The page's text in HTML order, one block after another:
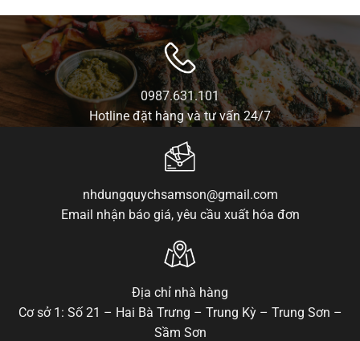
0987.631.101
Hotline đặt hàng và tư vấn 24/7
nhdungquychsamson@gmail.com
Email nhận báo giá, yêu cầu xuất hóa đơn
Địa chỉ nhà hàng
Cơ sở 1: Số 21 – Hai Bà Trưng – Trung Kỳ – Trung Sơn –
Sầm Sơn